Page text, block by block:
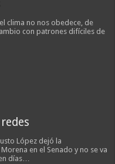
clima no nos obedece, de
con patrones difíciles de
López dejó la
en el Senado y no se va
días…